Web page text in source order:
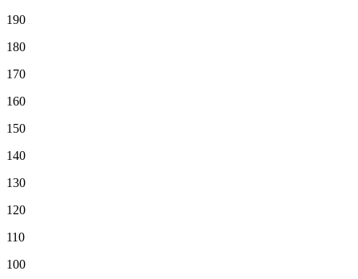
190
180
170
160
150
140
130
120
110
100